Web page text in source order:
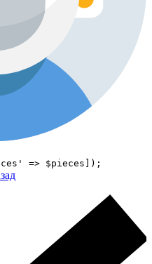
=> $pieces]);